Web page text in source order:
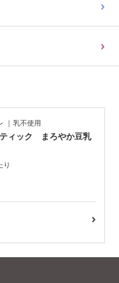
乳不使用
ィック まろやか豆乳
り